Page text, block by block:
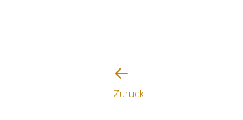
Zurück